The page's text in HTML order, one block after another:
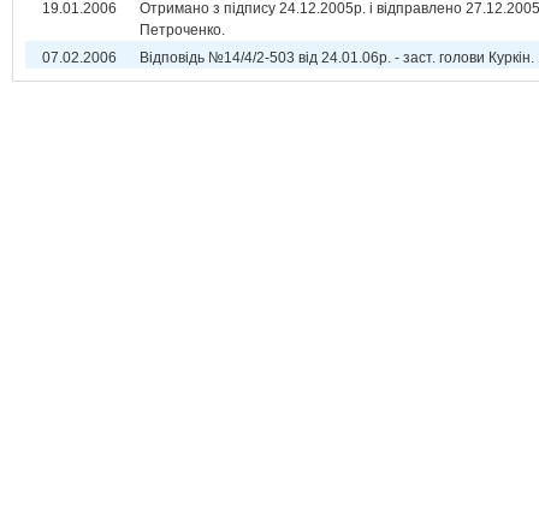
19.01.2006
Отримано з підпису 24.12.2005р. і відправлено
Петроченко.
07.02.2006
Відповідь №14/4/2-503 від 24.01.06р. - заст. голови Куркін.